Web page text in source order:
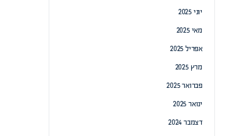
יוני 2025
מאי 2025
אפריל 2025
מרץ 2025
פברואר 2025
ינואר 2025
דצמבר 2024